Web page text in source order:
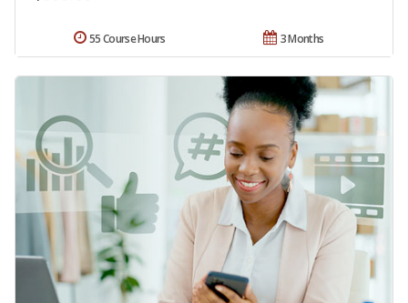
3 Months
55 Course Hours